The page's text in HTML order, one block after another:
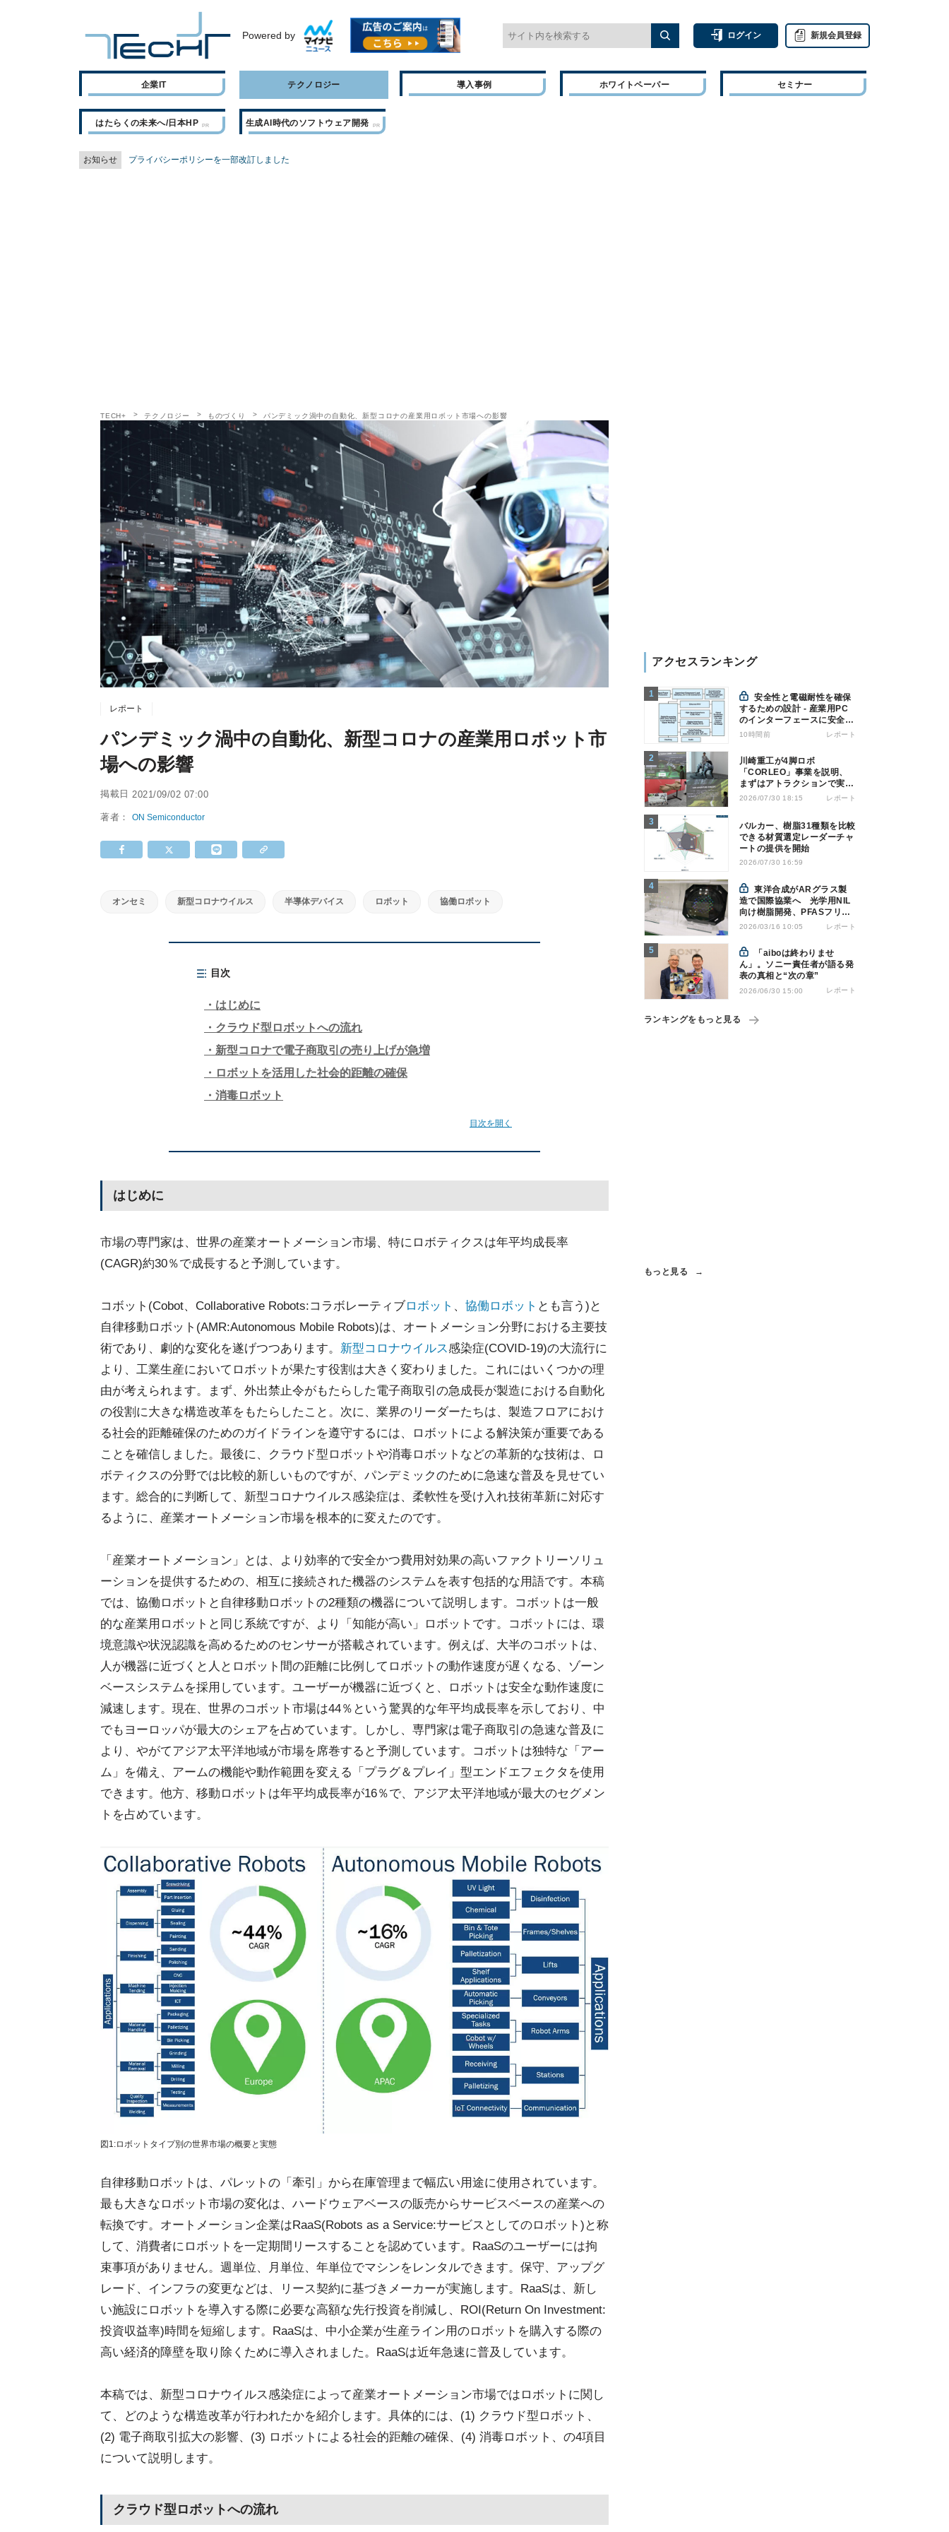
Powered by ログイン 新規会員登録
企業IT テクノロジー 導入事例 ホワイトペーパー セミナー
はたらくの未来へ/日本HP 生成AI時代のソフトウェア開発
お知らせ プライバシーポリシーを一部改訂しました
TECH+ テクノロジー ものづくり パンデミック渦中の自動化、新型コロナの産業用ロボット市場への影響
レポート
パンデミック渦中の自動化、新型コロナの産業用ロボット市
場への影響
掲載日 2021/09/02 07:00
著者：ON Semiconductor
オンセミ 新型コロナウイルス 半導体デバイス ロボット 協働ロボット
目次
はじめに
クラウド型ロボットへの流れ
新型コロナで電子商取引の売り上げが急増
ロボットを活用した社会的距離の確保
消毒ロボット
目次を開く
はじめに
市場の専門家は、世界の産業オートメーション市場、特にロボティクスは年平均成長率
(CAGR)約30％で成長すると予測しています。
コボット(Cobot、Collaborative Robots:コラボレーティブロボット 、 協働ロボット とも言う)と
自律移動ロボット(AMR:Autonomous Mobile Robots)は、オートメーション分野における主要技
術であり、劇的な変化を遂げつつあります。 新型コロナウイルス感染症(COVID-19)の大流行に
より、工業生産においてロボットが果たす役割は大きく変わりました。これにはいくつかの理
由が考えられます。まず、外出禁止令がもたらした電子商取引の急成長が製造における自動化
の役割に大きな構造改革をもたらしたこと。次に、業界のリーダーたちは、製造フロアにおけ
る社会的距離確保のためのガイドラインを遵守するには、ロボットによる解決策が重要である
ことを確信しました。最後に、クラウド型ロボットや消毒ロボットなどの革新的な技術は、ロ
ボティクスの分野では比較的新しいものですが、パンデミックのために急速な普及を見せてい
ます。総合的に判断して、新型コロナウイルス感染症は、柔軟性を受け入れ技術革新に対応す
るように、産業オートメーション市場を根本的に変えたのです。
「産業オートメーション」とは、より効率的で安全かつ費用対効果の高いファクトリーソリュ
ーションを提供するための、相互に接続された機器のシステムを表す包括的な用語です。本稿
では、協働ロボットと自律移動ロボットの2種類の機器について説明します。コボットは一般
的な産業用ロボットと同じ系統ですが、より「知能が高い」ロボットです。コボットには、環
境意識や状況認識を高めるためのセンサーが搭載されています。例えば、大半のコボットは、
人が機器に近づくと人とロボット間の距離に比例してロボットの動作速度が遅くなる、ゾーン
ベースシステムを採用しています。ユーザーが機器に近づくと、ロボットは安全な動作速度に
減速します。現在、世界のコボット市場は44％という驚異的な年平均成長率を示しており、中
でもヨーロッパが最大のシェアを占めています。しかし、専門家は電子商取引の急速な普及に
より、やがてアジア太平洋地域が市場を席巻すると予測しています。コボットは独特な「アー
ム」を備え、アームの機能や動作範囲を変える「プラグ＆プレイ」型エンドエフェクタを使用
できます。他方、移動ロボットは年平均成長率が16％で、アジア太平洋地域が最大のセグメン
トを占めています。
図1:ロボットタイプ別の世界市場の概要と実態
自律移動ロボットは、パレットの「牽引」から在庫管理まで幅広い用途に使用されています。
最も大きなロボット市場の変化は、ハードウェアベースの販売からサービスベースの産業への
転換です。オートメーション企業はRaaS(Robots as a Service:サービスとしてのロボット)と称
して、消費者にロボットを一定期間リースすることを認めています。RaaSのユーザーには拘
束事項がありません。週単位、月単位、年単位でマシンをレンタルできます。保守、アップグ
レード、インフラの変更などは、リース契約に基づきメーカーが実施します。RaaSは、新し
い施設にロボットを導入する際に必要な高額な先行投資を削減し、ROI(Return On Investment:
投資収益率)時間を短縮します。RaaSは、中小企業が生産ライン用のロボットを購入する際の
高い経済的障壁を取り除くために導入されました。RaaSは近年急速に普及しています。
本稿では、新型コロナウイルス感染症によって産業オートメーション市場ではロボットに関し
て、どのような構造改革が行われたかを紹介します。具体的には、(1) クラウド型ロボット、
(2) 電子商取引拡大の影響、(3) ロボットによる社会的距離の確保、(4) 消毒ロボット、の4項目
について説明します。
クラウド型ロボットへの流れ
アクセスランキング
安全性と電磁耐性を確保
するための設計 - 産業用PC
のインターフェースに安全絶
縁を適用する
10時間前 レポート
川崎重工が4脚ロボ
「CORLEO」事業を説明、
まずはアトラクションで実用
化へ
2026/07/30 18:15 レポート
バルカー、樹脂31種類を比較
できる材質選定レーダーチャ
ートの提供を開始
2026/07/30 16:59
東洋合成がARグラス製
造で国際協業へ 光学用NIL
向け樹脂開発、PFASフリー
も
2026/03/16 10:05 レポート
ん」。ソニー責任者が語る発
表の真相と“次の章”
2026/06/30 15:00 レポート
ランキングをもっと見る
もっと見る